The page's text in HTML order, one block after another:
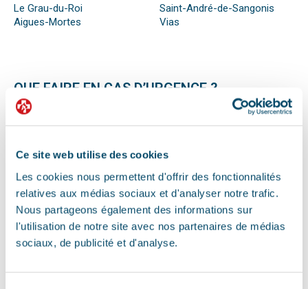
Ce site web utilise des cookies
Les cookies nous permettent d'offrir des fonctionnalités
relatives aux médias sociaux et d'analyser notre trafic.
Nous partageons également des informations sur
l'utilisation de notre site avec nos partenaires de médias
sociaux, de publicité et d'analyse.
Le Grau-du-Roi
Aigues-Mortes
Saint-André-de-Sangonis
Vias
QUE FAIRE EN CAS D’URGENCE ?
Face à son animal souffrant, nous sommes nombreux à
perdre nos moyens. En effet, s’il n’est pas possible de se
peuvent être salvateurs.
contacter le vétérinaire de garde ou la clinique d’urgence
vétérinaire la plus proche de votre domicile. Il est important
également de ne pas paniquer et de vous assurer de la
sécurité de votre animal pour ne pas empirer la situation.
Pour pouvoir détecter un mal-être chez son animal et décrire
la situation à un professionnel, il faut faire attention aux
vous alerter.